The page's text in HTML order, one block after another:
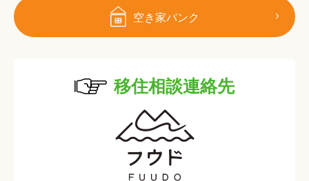
空き家バンク
移住相談連絡先